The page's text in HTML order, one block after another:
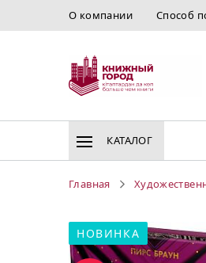
О компании Способ
КАТАЛОГ
Главная
НОВИНКА